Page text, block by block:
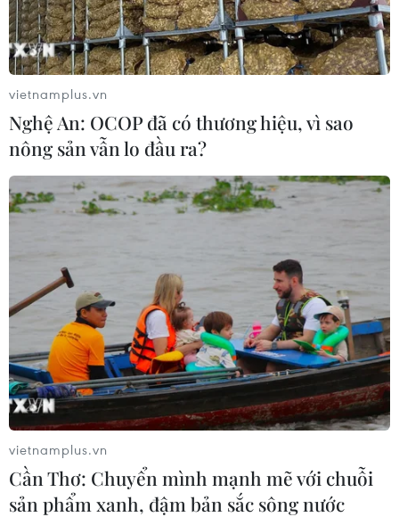
#Tổng thống Mỹ Donald Trump
#Hội nghị thượng đỉnh Mỹ-Triều lần hai
#Ngoại trưởng Mike Pompeo
#Họp báo
Mỹ
Triều Tiên
Theo dõi VietnamPlus
TIN LIÊN QUAN
vietnamplus.vn
Nghệ An: OCOP đã có thương hiệu, vì sao
nông sản vẫn lo đầu ra?
vietnamplus.vn
Cần Thơ: Chuyển mình mạnh mẽ với chuỗi
sản phẩm xanh, đậm bản sắc sông nước